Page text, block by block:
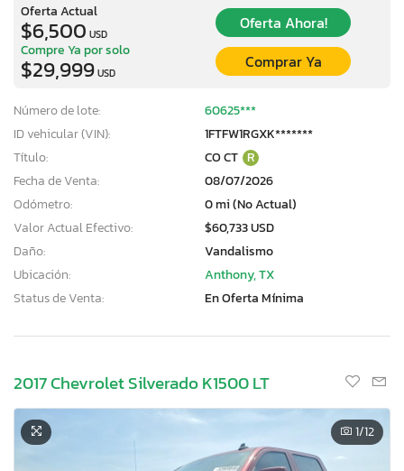
Oferta Actual
$6,500 USD
Oferta Ahora!
Compre Ya por solo
$29,999USD
Comprar Ya
Número de lote:
60625***
ID vehicular (VIN):
1FTFW1RGXK*******
Título:
CO CT R
Fecha de Venta:
08/07/2026
Odómetro:
0 mi (No Actual)
Valor Actual Efectivo:
$60,733 USD
Daño:
Vandalismo
Ubicación:
Anthony, TX
Status de Venta:
En Oferta Mínima
2017 Chevrolet Silverado K1500 LT
1/12